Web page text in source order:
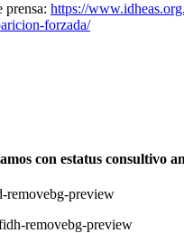
prensa: https://
forzada/
con estatus consultivo